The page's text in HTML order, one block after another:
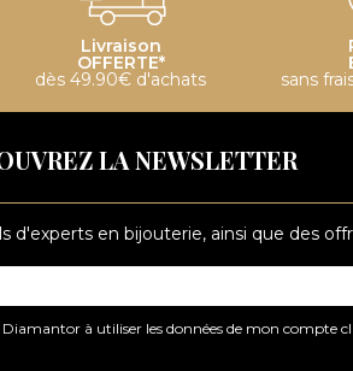
Livraison
OFFERTE*
dès 49.90€ d'achats sans
LA NEWSLETTER
en bijouterie, ainsi que des
à utiliser les données de mon compte